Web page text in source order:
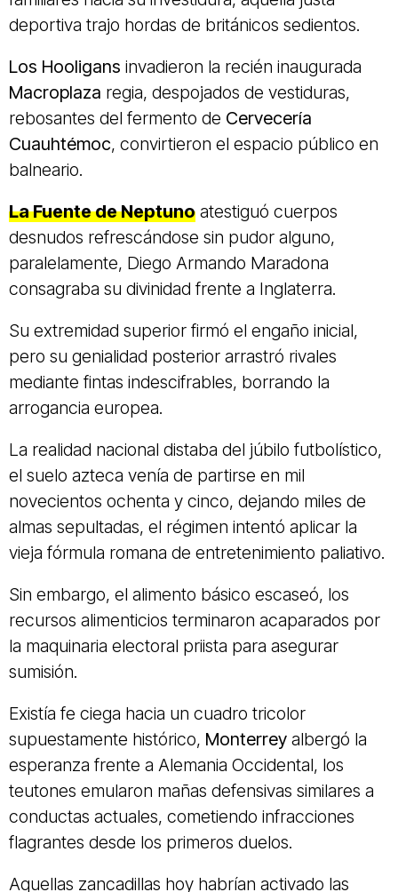
deportiva trajo hordas de británicos sedientos.
Los Hooligans invadieron la recién inaugurada
Macroplaza regia, despojados de vestiduras,
rebosantes del fermento de Cervecería
Cuauhtémoc, convirtieron el espacio público en
balneario.
La Fuente de Neptuno atestiguó cuerpos
desnudos refrescándose sin pudor alguno,
paralelamente, Diego Armando Maradona
consagraba su divinidad frente a Inglaterra.
Su extremidad superior firmó el engaño inicial,
pero su genialidad posterior arrastró rivales
mediante fintas indescifrables, borrando la
arrogancia europea.
La realidad nacional distaba del júbilo futbolístico,
el suelo azteca venía de partirse en mil
novecientos ochenta y cinco, dejando miles de
almas sepultadas, el régimen intentó aplicar la
vieja fórmula romana de entretenimiento paliativo.
Sin embargo, el alimento básico escaseó, los
recursos alimenticios terminaron acaparados por
la maquinaria electoral priista para asegurar
sumisión.
Existía fe ciega hacia un cuadro tricolor
supuestamente histórico, Monterrey albergó la
esperanza frente a Alemania Occidental, los
teutones emularon mañas defensivas similares a
conductas actuales, cometiendo infracciones
flagrantes desde los primeros duelos.
Aquellas zancadillas hoy habrían activado las